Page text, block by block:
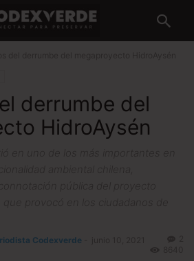
derrumbe del
HidroAysén
Codexverde